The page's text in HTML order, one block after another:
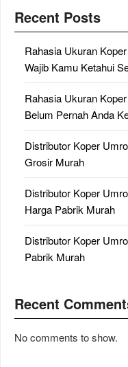
Recent Posts
Rahasia Ukuran
Wajib Kamu Ketahui
Rahasia Ukuran
Belum Pernah Anda
Distributor Koper
Grosir Murah
Distributor Koper
Harga Pabrik Murah
Distributor Koper
Pabrik Murah
Recent
No comments to show.